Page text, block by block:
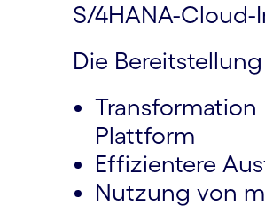
S/4HANA-
Die
Plattform
Effizientere
Nutzung von